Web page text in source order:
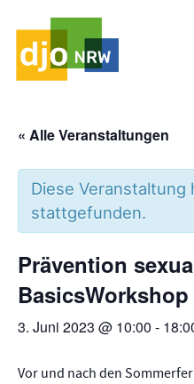
« Alle Veranstaltungen
Diese Veranstaltung
stattgefunden.
Prävention
BasicsWorkshop
3. Juni 2023 @ 10:00 -
Vor und nach den